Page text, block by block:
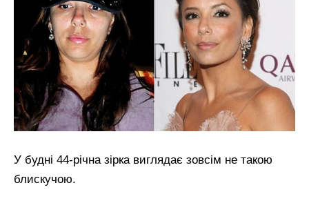
У будні 44-річна зірка виглядає зовсім не такою
блискучою.